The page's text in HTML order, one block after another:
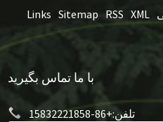
Links Sitemap RSS XML
با ما تماس بگیرید
تلفن:+86-15832221858